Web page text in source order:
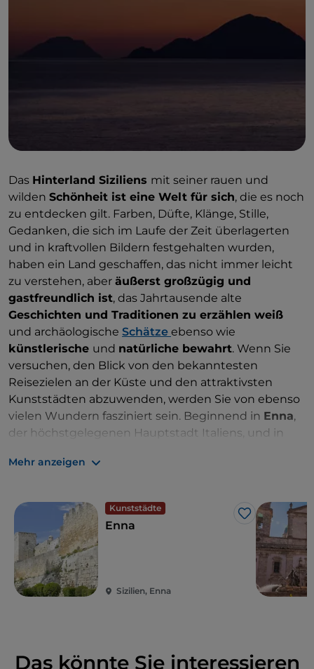
Das Hinterland Siziliens mit seiner rauen und
wilden Schönheit ist eine Welt für sich, die es noch
zu entdecken gilt. Farben, Düfte, Klänge, Stille,
Gedanken, die sich im Laufe der Zeit überlagerten
und in kraftvollen Bildern festgehalten wurden,
haben ein Land geschaffen, das nicht immer leicht
zu verstehen, aber äußerst großzügig und
gastfreundlich ist, das Jahrtausende alte
Geschichten und Traditionen zu erzählen weiß
und archäologische Schätze ebenso wie
künstlerische und natürliche bewahrt. Wenn Sie
versuchen, den Blick von den bekanntesten
Reisezielen an der Küste und den attraktivsten
Kunststädten abzuwenden, werden Sie von ebenso
vielen Wundern fasziniert sein. Beginnend in Enna,
der höchstgelegenen Hauptstadt Italiens, und in
voller Renaissance- und Barockdenkmäler. Und
griechischenMythenund die
römische Zivilisation
mit
antiken Akropolen,Seen mit karmesinrotem
Wasserund bunten
wieder lebendig
werden.
Mehr anzeigen
Kunststädte
Like
Enna
Sizilien, Enna
Das könnte Sie interessieren